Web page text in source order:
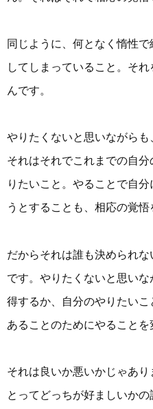
同じように、何となく惰性
してしまっていること。そ
んです。
やりたくないと思いながらも
それはそれでこれまでの自
りたいこと。やることで自
うとすることも、相応の覚悟
だからそれは誰も決められ
です。やりたくないと思い
得するか、自分のやりたい
あることのためにやることを
それは良いか悪いかじゃあ
とってどっちが好ましいかの